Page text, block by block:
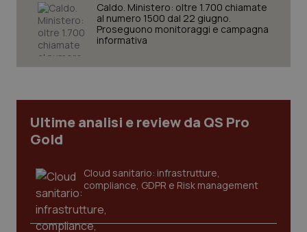
Caldo. Ministero: oltre 1.700 chiamate
al numero 1500 dal 22 giugno.
Proseguono monitoraggi e campagna
informativa
Ultime analisi e review da QS Pro
Gold
Cloud sanitario: infrastrutture,
compliance, GDPR e Risk management
I cookie necessari contribuiscono a rendere fruibile il
sito web abilitandone funzionalità di base quali la
navigazione sulle pagine e l'accesso alle aree
protette del sito. Il sito web non è in grado di
funzionare correttamente senza questi cookie.
VISITOR_PRIVACY_METADATA
YouTube
5